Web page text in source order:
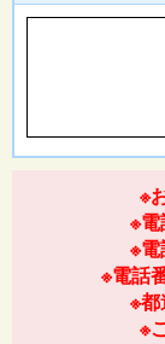
※
※電
※電
※電話
※都
※